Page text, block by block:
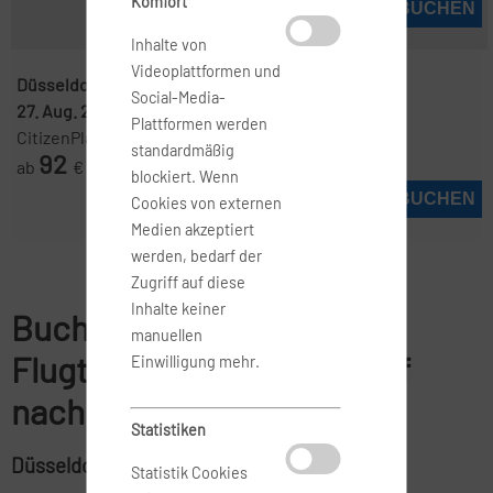
JETZT BUCHEN
Düsseldorf ( DUS )-Mallorca ( PMI )
27. Aug. 2026
3. Sep. 2026
CitizenPlane
ab 92 €
JETZT BUCHEN
Buche jetzt günstige
Flugtickets von Düsseldorf
nach Mallorca
Düsseldorf – Mallorca
Inhalte von
Videoplattformen und
Social-Media-
Plattformen werden
standardmäßig
blockiert. Wenn
Cookies von externen
Medien akzeptiert
werden, bedarf der
Zugriff auf diese
Inhalte keiner
manuellen
Einwilligung mehr.
Statistiken
Statistik Cookies